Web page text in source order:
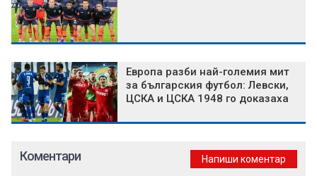
Европа разби най-големия мит
за българския футбол: Левски,
ЦСКА и ЦСКА 1948 го доказаха
Коментари Напиши коментар